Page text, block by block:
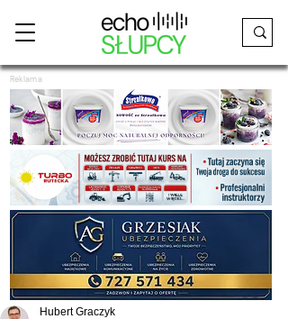
Reklama
Hubert Graczyk